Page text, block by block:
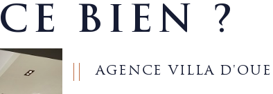
CE BIEN ?
AGENCE VILLA